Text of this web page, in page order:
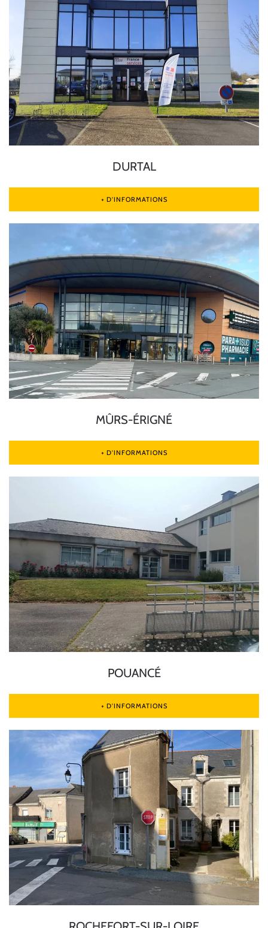
DURTAL
+ D'INFORMATIONS
MÛRS-ÉRIGNÉ
+ D'INFORMATIONS
POUANCÉ
+ D'INFORMATIONS